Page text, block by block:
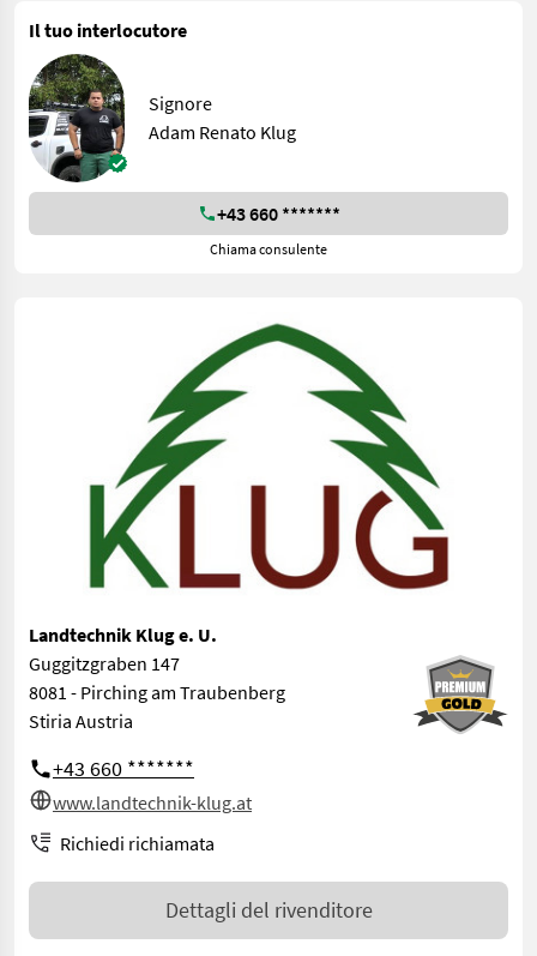
Il tuo interlocutore
Signore
Adam Renato Klug
+43 660 *******
Chiama consulente
Landtechnik Klug e. U.
Guggitzgraben 147
8081 - Pirching am Traubenberg
Stiria Austria
+43 660 *******
www.landtechnik-klug.at
Richiedi richiamata
Dettagli del rivenditore